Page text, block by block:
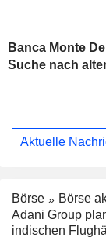
Banca Monte
Suche nach
Aktuelle
Börse
Börse
Adani Group
indischen